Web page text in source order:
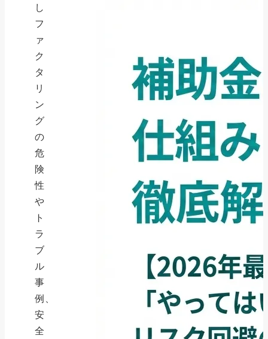
し
フ
ァ
ク
タ
リ
ン
グ
の
危
険
性
や
ト
ラ
ブ
ル
事
例、
安
全